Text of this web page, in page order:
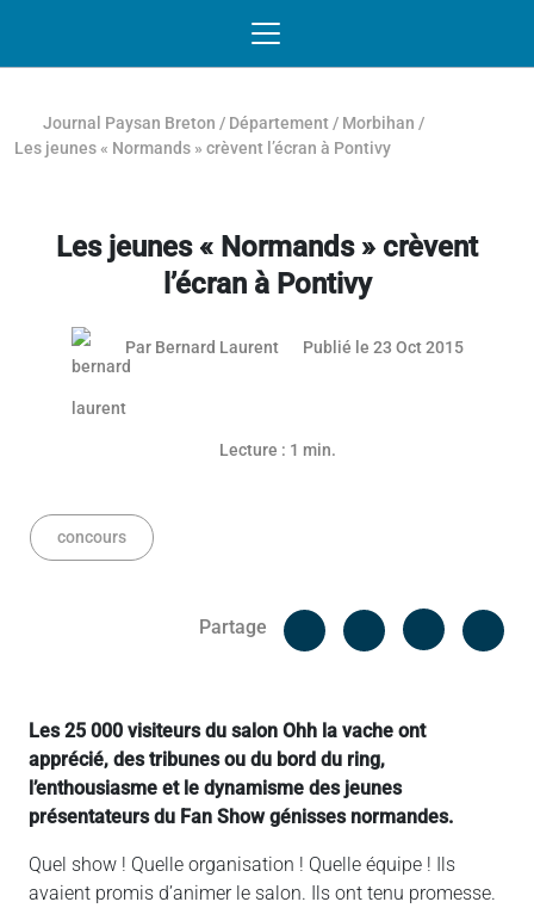
Journal Paysan Breton / Département / Morbihan /
Les jeunes « Normands » crèvent l’écran à Pontivy
Les jeunes « Normands » crèvent
l’écran à Pontivy
Par Bernard Laurent Publié le 23 Oct 201503 mai
Lecture : 1 min.
concours
Partage
Facebook
Les 25 000 visiteurs du salon Ohh la vache ont
apprécié, des tribunes ou du bord du ring,
l’enthousiasme et le dynamisme des jeunes
présentateurs du Fan Show génisses normandes.
Quel show ! Quelle organisation ! Quelle équipe ! Ils
avaient promis d’animer le salon. Ils ont tenu promesse.